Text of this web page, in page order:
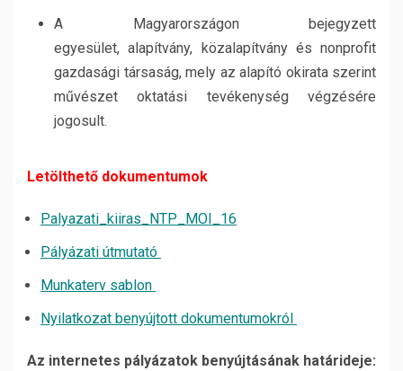
A Magyarországon bejegyzett
egyesület, alapítvány, közalapítvány és nonprofit
gazdasági társaság, mely az alapító okirata szerint
művészet oktatási tevékenység végzésére
jogosult.
Letölthető dokumentumok
Palyazati_kiiras_NTP_MOI_16
Pályázati útmutató
Munkaterv sablon
Nyilatkozat benyújtott dokumentumokról
Az internetes pályázatok benyújtásának határideje: